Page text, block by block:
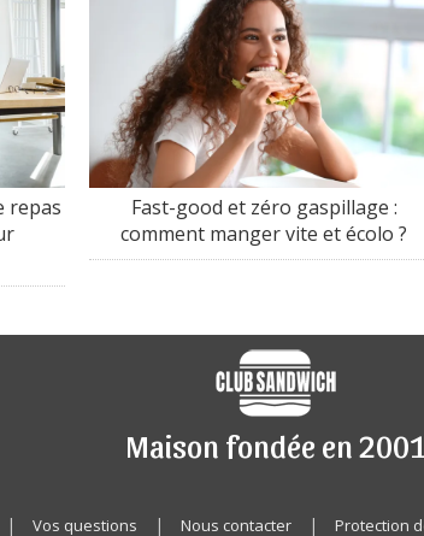
repas
Fast-good et zéro gaspillage :
comment manger vite et écolo ?
Maison fondée en 2001
| Vos questions | Nous contacter | Protection